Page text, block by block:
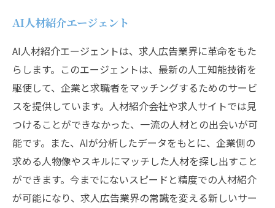
AI人材紹介エージェント
AI人材紹介エージェントは、求人広告業界に革命をもた
らします。このエージェントは、最新の人工知能技術を
駆使して、企業と求職者をマッチングするためのサービ
スを提供しています。人材紹介会社や求人サイトでは見
つけることができなかった、一流の人材との出会いが可
能です。また、AIが分析したデータをもとに、企業側の
求める人物像やスキルにマッチした人材を探し出すこと
ができます。今までにないスピードと精度での人材紹介
が可能になり、求人広告業界の常識を変える新しいサー